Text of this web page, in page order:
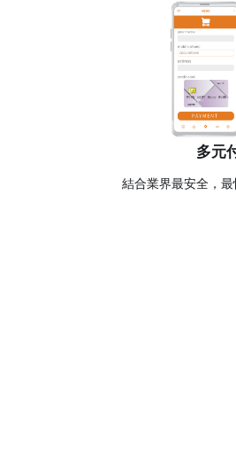
多元
結合業界最安全，